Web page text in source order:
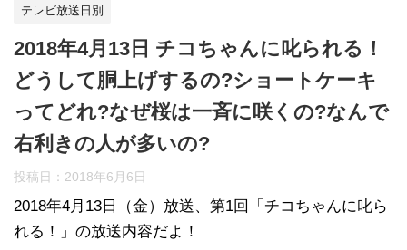
テレビ放送日別
2018年4月13日 チコちゃんに叱られる！
どうして胴上げするの?ショートケーキ
ってどれ?なぜ桜は一斉に咲くの?なんで
右利きの人が多いの?
投稿日： 2018年6月6日
2018年4月13日（金）放送、第1回「チコちゃんに叱ら
れる！」の放送内容だよ！